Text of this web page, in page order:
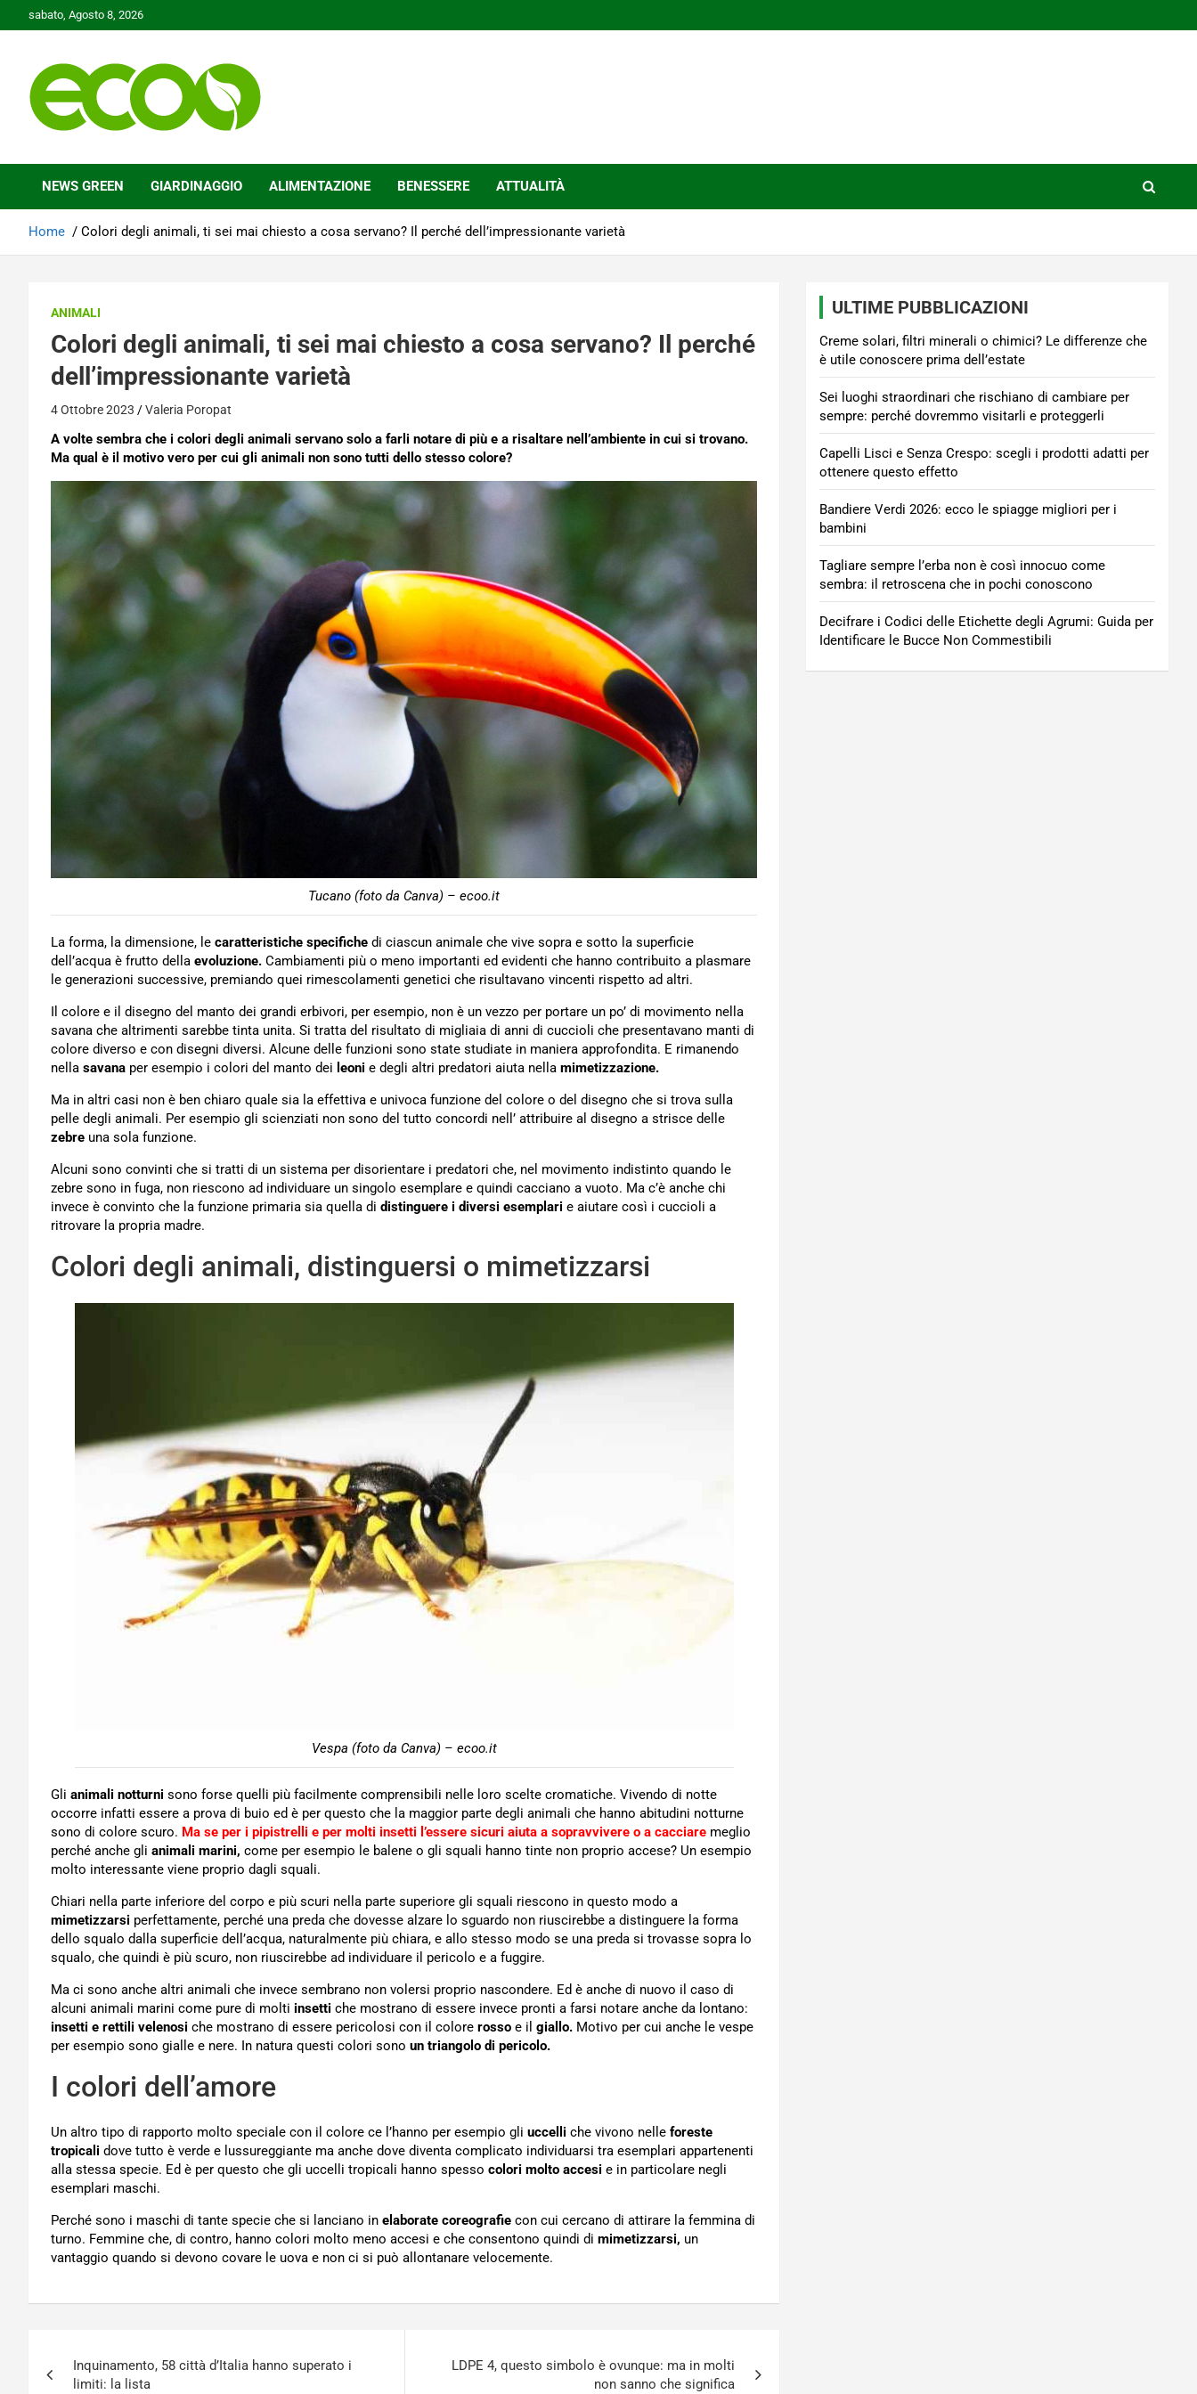
to
sabato, Agosto 8, 2026
Ecoo.it
NEWS GREEN GIARDINAGGIO ALIMENTAZIONE BENESSERE ATTUALITÀ
Home Colori degli animali, ti sei mai chiesto a cosa servano? Il perché dell’impressionante varietà
ANIMALI
Colori degli animali, ti sei mai chiesto a cosa servano? Il perché
dell’impressionante varietà
4 Ottobre 2023 Valeria Poropat
A volte sembra che i colori degli animali servano solo a farli notare di più e a risaltare nell’ambiente in cui si trovano.
Ma qual è il motivo vero per cui gli animali non sono tutti dello stesso colore?
Tucano (foto da Canva) – ecoo.it
La forma, la dimensione, le caratteristiche specifiche di ciascun animale che vive sopra e sotto la superficie
dell’acqua è frutto della evoluzione. Cambiamenti più o meno importanti ed evidenti che hanno contribuito a plasmare
le generazioni successive, premiando quei rimescolamenti genetici che risultavano vincenti rispetto ad altri.
Il colore e il disegno del manto dei grandi erbivori, per esempio, non è un vezzo per portare un po’ di movimento nella
savana che altrimenti sarebbe tinta unita. Si tratta del risultato di migliaia di anni di cuccioli che presentavano manti di
colore diverso e con disegni diversi. Alcune delle funzioni sono state studiate in maniera approfondita. E rimanendo
nella savana per esempio i colori del manto dei leoni e degli altri predatori aiuta nella mimetizzazione.
Ma in altri casi non è ben chiaro quale sia la effettiva e univoca funzione del colore o del disegno che si trova sulla
pelle degli animali. Per esempio gli scienziati non sono del tutto concordi nell’ attribuire al disegno a strisce delle
zebre una sola funzione.
Alcuni sono convinti che si tratti di un sistema per disorientare i predatori che, nel movimento indistinto quando le
zebre sono in fuga, non riescono ad individuare un singolo esemplare e quindi cacciano a vuoto. Ma c’è anche chi
invece è convinto che la funzione primaria sia quella di distinguere i diversi esemplari e aiutare così i cuccioli a
ritrovare la propria madre.
Colori degli animali, distinguersi o mimetizzarsi
Vespa (foto da Canva) – ecoo.it
Gli animali notturni sono forse quelli più facilmente comprensibili nelle loro scelte cromatiche. Vivendo di notte
occorre infatti essere a prova di buio ed è per questo che la maggior parte degli animali che hanno abitudini notturne
sono di colore scuro. Ma se per i pipistrelli e per molti insetti l’essere sicuri aiuta a sopravvivere o a cacciare meglio
perché anche gli animali marini, come per esempio le balene o gli squali hanno tinte non proprio accese? Un esempio
molto interessante viene proprio dagli squali.
Chiari nella parte inferiore del corpo e più scuri nella parte superiore gli squali riescono in questo modo a
mimetizzarsi perfettamente, perché una preda che dovesse alzare lo sguardo non riuscirebbe a distinguere la forma
dello squalo dalla superficie dell’acqua, naturalmente più chiara, e allo stesso modo se una preda si trovasse sopra lo
squalo, che quindi è più scuro, non riuscirebbe ad individuare il pericolo e a fuggire.
Ma ci sono anche altri animali che invece sembrano non volersi proprio nascondere. Ed è anche di nuovo il caso di
alcuni animali marini come pure di molti insetti che mostrano di essere invece pronti a farsi notare anche da lontano:
insetti e rettili velenosi che mostrano di essere pericolosi con il colore rosso e il giallo. Motivo per cui anche le vespe
per esempio sono gialle e nere. In natura questi colori sono un triangolo di pericolo.
I colori dell’amore
Un altro tipo di rapporto molto speciale con il colore ce l’hanno per esempio gli uccelli che vivono nelle foreste
tropicali dove tutto è verde e lussureggiante ma anche dove diventa complicato individuarsi tra esemplari appartenenti
alla stessa specie. Ed è per questo che gli uccelli tropicali hanno spesso colori molto accesi e in particolare negli
esemplari maschi.
Perché sono i maschi di tante specie che si lanciano in elaborate coreografie con cui cercano di attirare la femmina di
turno. Femmine che, di contro, hanno colori molto meno accesi e che consentono quindi di mimetizzarsi, un
vantaggio quando si devono covare le uova e non ci si può allontanare velocemente.
articoli
Inquinamento, 58 città d’Italia hanno superato i
limiti: la lista
LDPE 4, questo simbolo è ovunque: ma in molti
non sanno che significa
ULTIME PUBBLICAZIONI
Creme solari, filtri minerali o chimici? Le differenze che
è utile conoscere prima dell’estate
Sei luoghi straordinari che rischiano di cambiare per
sempre: perché dovremmo visitarli e proteggerli
Capelli Lisci e Senza Crespo: scegli i prodotti adatti per
ottenere questo effetto
Bandiere Verdi 2026: ecco le spiagge migliori per i
bambini
Tagliare sempre l’erba non è così innocuo come
sembra: il retroscena che in pochi conoscono
Decifrare i Codici delle Etichette degli Agrumi: Guida per
Identificare le Bucce Non Commestibili